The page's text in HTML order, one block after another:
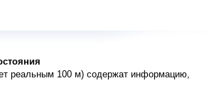
реальным 100 м) содержат информацию,